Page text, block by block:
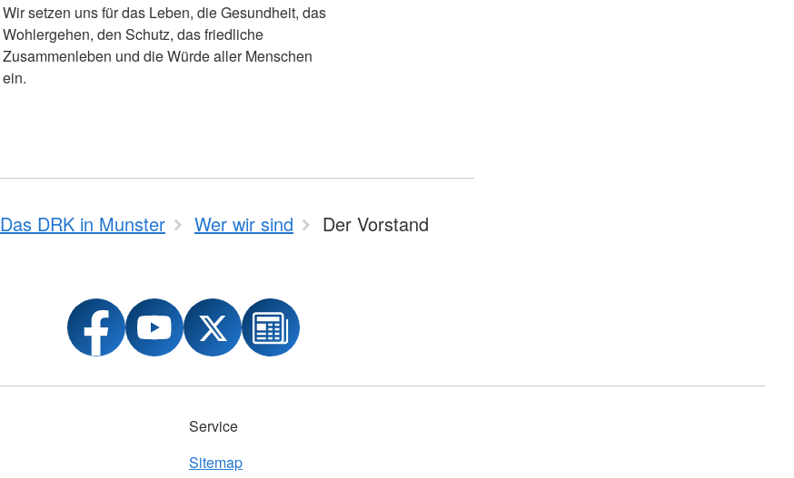
Wir setzen uns für das Leben, die Gesundheit, das
Wohlergehen, den Schutz, das friedliche
Zusammenleben und die Würde aller Menschen
ein.
Das DRK in Munster Wer wir sind Der Vorstand
Service
Sitemap